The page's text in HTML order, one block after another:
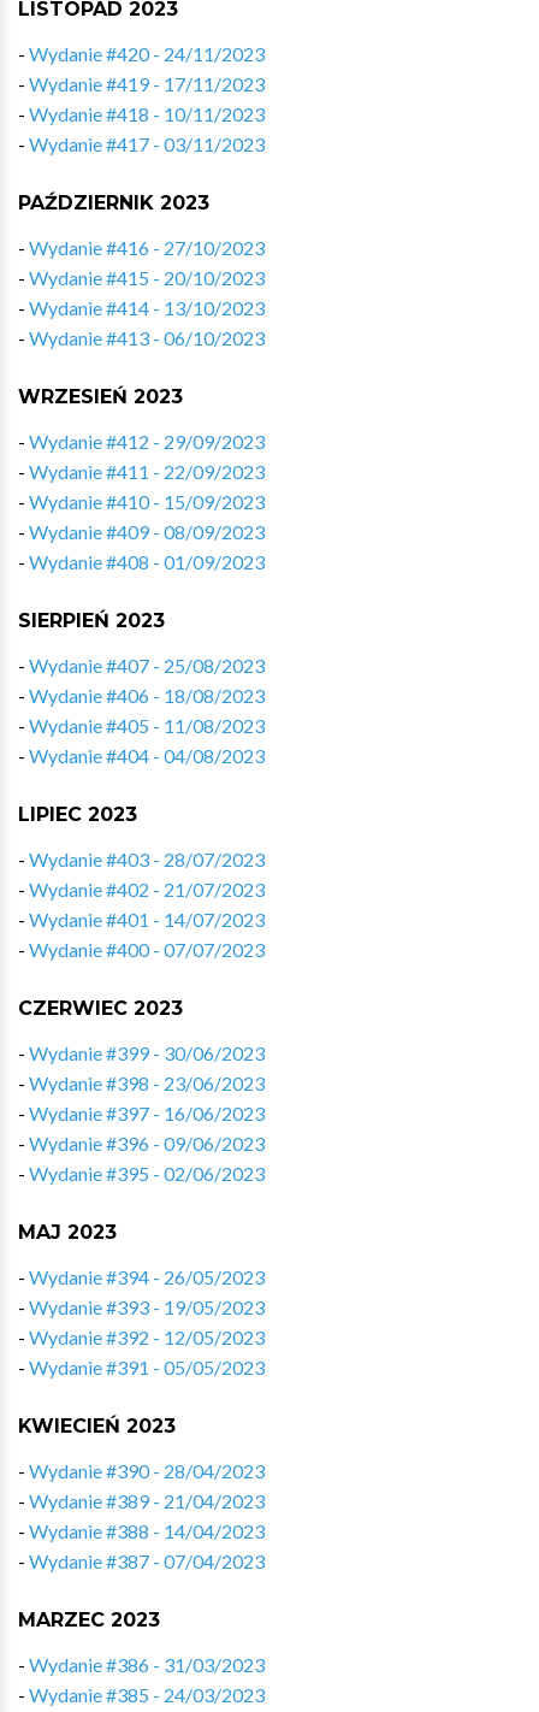
LISTOPAD 2023
- Wydanie #420 - 24/11/2023
- Wydanie #419 - 17/11/2023
- Wydanie #418 - 10/11/2023
- Wydanie #417 - 03/11/2023
PAŹDZIERNIK 2023
- Wydanie #416 - 27/10/2023
- Wydanie #415 - 20/10/2023
- Wydanie #414 - 13/10/2023
- Wydanie #413 - 06/10/2023
WRZESIEŃ 2023
- Wydanie #412 - 29/09/2023
- Wydanie #411 - 22/09/2023
- Wydanie #410 - 15/09/2023
- Wydanie #409 - 08/09/2023
- Wydanie #408 - 01/09/2023
SIERPIEŃ 2023
- Wydanie #407 - 25/08/2023
- Wydanie #406 - 18/08/2023
- Wydanie #405 - 11/08/2023
- Wydanie #404 - 04/08/2023
LIPIEC 2023
- Wydanie #403 - 28/07/2023
- Wydanie #402 - 21/07/2023
- Wydanie #401 - 14/07/2023
- Wydanie #400 - 07/07/2023
CZERWIEC 2023
- Wydanie #399 - 30/06/2023
- Wydanie #398 - 23/06/2023
- Wydanie #397 - 16/06/2023
- Wydanie #396 - 09/06/2023
- Wydanie #395 - 02/06/2023
MAJ 2023
- Wydanie #394 - 26/05/2023
- Wydanie #393 - 19/05/2023
- Wydanie #392 - 12/05/2023
- Wydanie #391 - 05/05/2023
KWIECIEŃ 2023
- Wydanie #390 - 28/04/2023
- Wydanie #389 - 21/04/2023
- Wydanie #388 - 14/04/2023
- Wydanie #387 - 07/04/2023
MARZEC 2023
- Wydanie #386 - 31/03/2023
- Wydanie #385 - 24/03/2023